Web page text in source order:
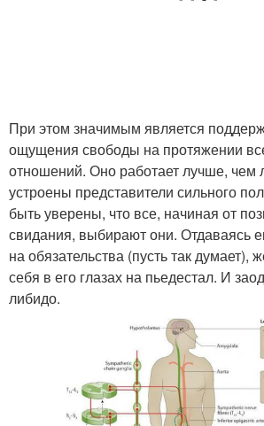
При этом значимым является
ощущения свободы на протяжении
отношений. Оно работает лучше, чем
устроены представители сильного
быть уверены, что все, начиная от
свидания, выбирают они. Отдаваясь
на обязательства (пусть так думает),
себя в его глазах на пьедестал. И
либидо.